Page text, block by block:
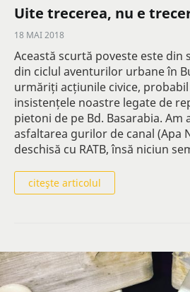
Uite trecerea, nu e
18 MAI 2018
Această scurtă poveste este din
din ciclul aventurilor urbane în
urmăriți acțiunile civice,
insistențele noastre legate de
pietoni de pe Bd. Basarabia. Am
asfaltarea gurilor de canal (Apa
deschisă cu RATB, însă niciun
citeşte articolul